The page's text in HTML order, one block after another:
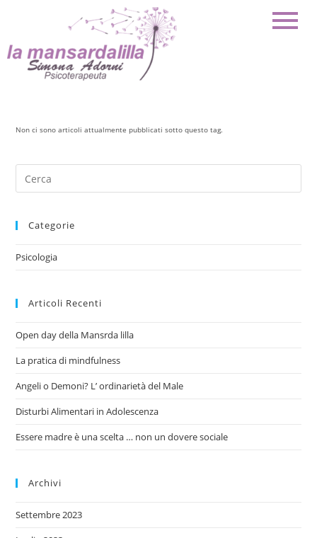
Non ci sono articoli attualmente pubblicati sotto questo tag.
Categorie
Psicologia
Articoli Recenti
Open day della Mansrda lilla
La pratica di mindfulness
Angeli o Demoni? L’ ordinarietà del Male
Disturbi Alimentari in Adolescenza
Essere madre è una scelta … non un dovere sociale
Archivi
Settembre 2023